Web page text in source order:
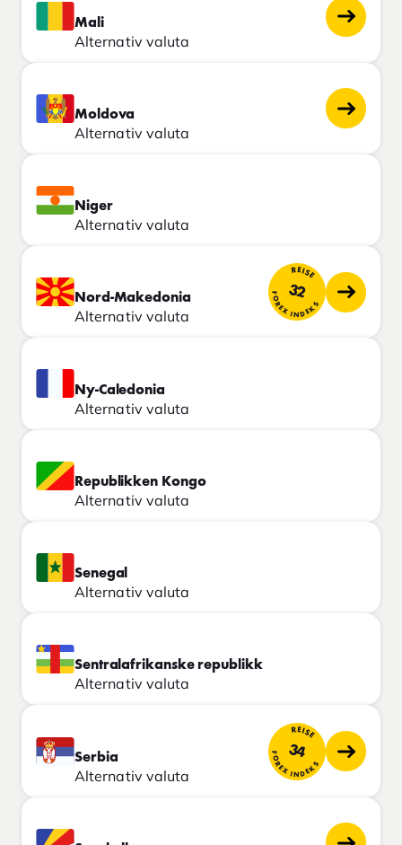
Mali
Alternativ valuta
Moldova
Alternativ valuta
Niger
Alternativ valuta
Nord-Makedonia
Alternativ valuta
REISE
32
FOREX INDEKS
Ny-Caledonia
Alternativ valuta
Republikken Kongo
Alternativ valuta
Senegal
Alternativ valuta
Sentralafrikanske republikk
Alternativ valuta
Serbia
Alternativ valuta
REISE
34
FOREX INDEKS